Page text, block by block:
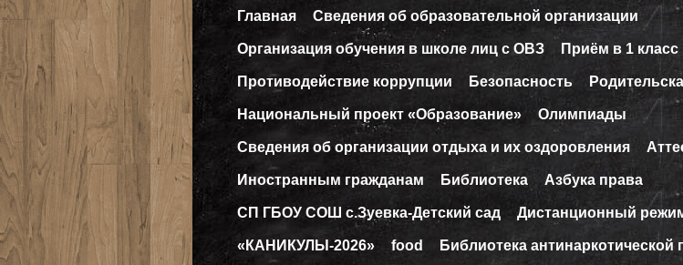
Главная Сведения об образовательной организации
Организация обучения в школе лиц с ОВЗ Приём в 1 класс
Противодействие коррупции Безопасность
Национальный проект «Образование» Олимпиады
Сведения об организации отдыха и их оздоровления
Иностранным гражданам Библиотека Азбука права
СП ГБОУ СОШ с.Зуевка-Детский сад Дистанционный
«КАНИКУЛЫ-2026» food Библиотека антинаркотической